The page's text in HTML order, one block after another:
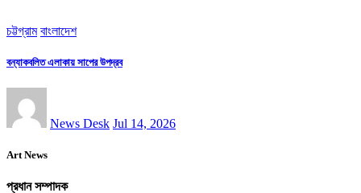
চট্টগ্রাম বাংলাদেশ
বন্যাকবলিত এলাকায় সাপের উপদ্রব
News Desk Jul 14, 2026
Art News
প্রধান সম্পাদক